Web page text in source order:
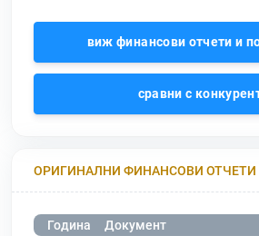
виж финансови отчети и
сравни с
ОРИГИНАЛНИ ФИНАНСОВИ ОТЧЕТИ
Година Документ